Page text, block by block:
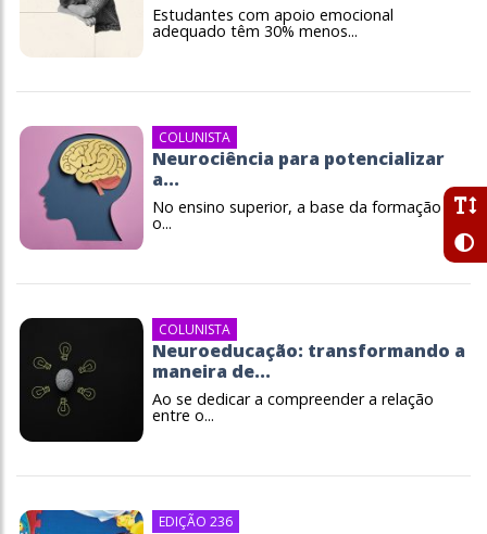
Estudantes com apoio emocional
adequado têm 30% menos...
COLUNISTA
Neurociência para potencializar
a...
No ensino superior, a base da formação é
o...
COLUNISTA
Neuroeducação: transformando a
maneira de...
Ao se dedicar a compreender a relação
entre o...
EDIÇÃO 236